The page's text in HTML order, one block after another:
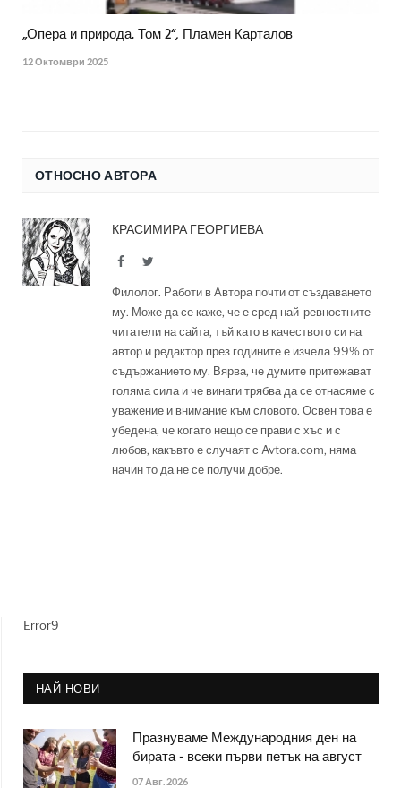
„Опера и природа. Том 2“, Пламен Карталов
12 Октомври 2025
ОТНОСНО АВТОРА
КРАСИМИРА ГЕОРГИЕВА
FacebookTwitter
Филолог. Работи в Автора почти от създаването
му. Може да се каже, че е сред най-ревностните
читатели на сайта, тъй като в качеството си на
автор и редактор през годините е изчела 99% от
съдържанието му. Вярва, че думите притежават
голяма сила и че винаги трябва да се отнасяме с
уважение и внимание към словото. Освен това е
убедена, че когато нещо се прави с хъс и с
любов, какъвто е случаят с Avtora.com, няма
начин то да не се получи добре.
Error9
НАЙ-НОВИ
Празнуваме Международния ден на
бирата - всеки първи петък на август
07 Авг. 2026